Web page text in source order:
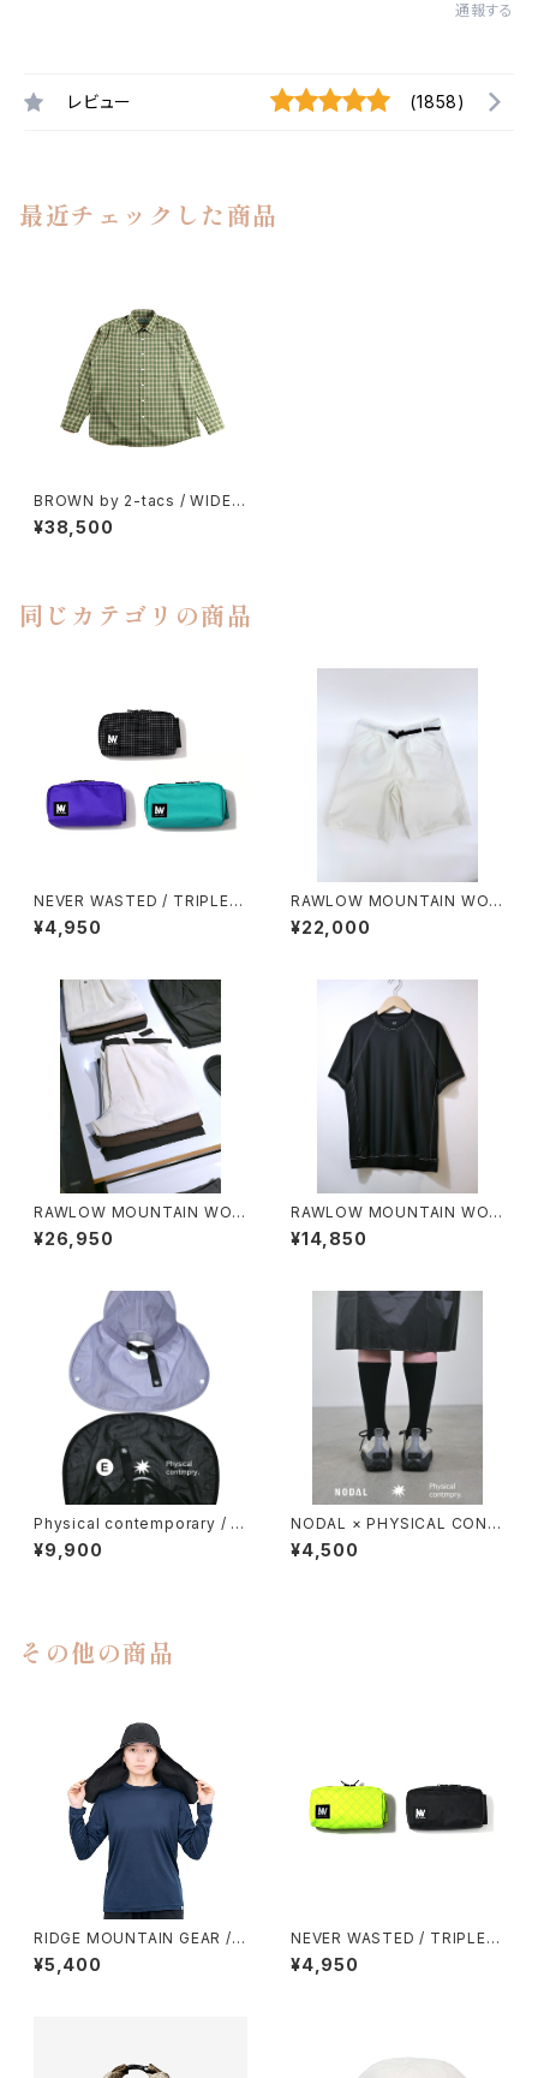
通報する
レビュー (1858)
最近チェックした商品
BROWN by 2-tacs / WIDE
COLLAR
¥38,500
同じカテゴリの商品
NEVER WASTED / TRIPLEY
ES
¥4,950
RAWLOW MOUNTAIN WOR
KS / HIKER GURKHA PANTS
¥22,000
RAWLOW MOUNTAIN WOR
KS / HIKER BAKER PANTS
¥26,950
RAWLOW MOUNTAIN WOR
KS / DAD LITE CREW
¥14,850
Physical contemporary / Q
uiet smr cap
¥9,900
NODAL × PHYSICAL CONT
MPRY.
¥4,500
その他の商品
RIDGE MOUNTAIN GEAR / S
UNSHADE 2026
¥5,400
NEVER WASTED / TRIPLEY
ES（ECOPAK）
¥4,950